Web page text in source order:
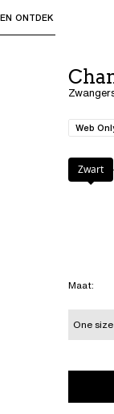
"Escape" om
ONTDEK
Web
Kleur:
Zwart
Maat:
One size